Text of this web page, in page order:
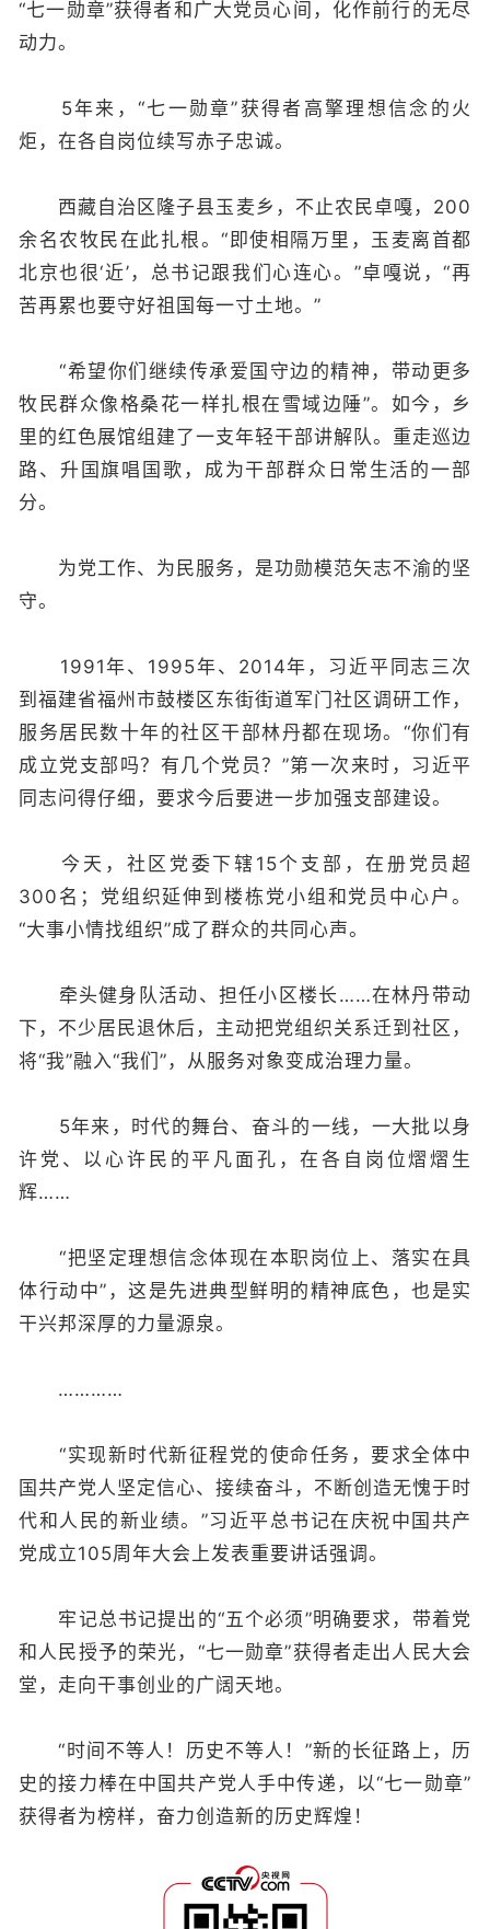
“七一勋章”获得者和广大党员心间，化作前行的无尽
动力。
5年来，“七一勋章”获得者高擎理想信念的火
炬，在各自岗位续写赤子忠诚。
西藏自治区隆子县玉麦乡，不止农民卓嘎，200
余名农牧民在此扎根。“即使相隔万里，玉麦离首都
北京也很‘近’，总书记跟我们心连心。”卓嘎说，“再
苦再累也要守好祖国每一寸土地。”
“希望你们继续传承爱国守边的精神，带动更多
牧民群众像格桑花一样扎根在雪域边陲”。如今，乡
里的红色展馆组建了一支年轻干部讲解队。重走巡边
路、升国旗唱国歌，成为干部群众日常生活的一部
分。
为党工作、为民服务，是功勋模范矢志不渝的坚
守。
1991年、1995年、2014年，习近平同志三次
到福建省福州市鼓楼区东街街道军门社区调研工作，
服务居民数十年的社区干部林丹都在现场。“你们有
成立党支部吗？有几个党员？”第一次来时，习近平
同志问得仔细，要求今后要进一步加强支部建设。
今天，社区党委下辖15个支部，在册党员超
300名；党组织延伸到楼栋党小组和党员中心户。
“大事小情找组织”成了群众的共同心声。
牵头健身队活动、担任小区楼长……在林丹带动
下，不少居民退休后，主动把党组织关系迁到社区，
将“我”融入“我们”，从服务对象变成治理力量。
5年来，时代的舞台、奋斗的一线，一大批以身
许党、以心许民的平凡面孔，在各自岗位熠熠生
辉……
“把坚定理想信念体现在本职岗位上、落实在具
体行动中”，这是先进典型鲜明的精神底色，也是实
干兴邦深厚的力量源泉。
…………
“实现新时代新征程党的使命任务，要求全体中
国共产党人坚定信心、接续奋斗，不断创造无愧于时
代和人民的新业绩。”习近平总书记在庆祝中国共产
党成立105周年大会上发表重要讲话强调。
牢记总书记提出的“五个必须”明确要求，带着党
和人民授予的荣光，“七一勋章”获得者走出人民大会
堂，走向干事创业的广阔天地。
“时间不等人！历史不等人！”新的长征路上，历
史的接力棒在中国共产党人手中传递，以“七一勋章”
获得者为榜样，奋力创造新的历史辉煌！